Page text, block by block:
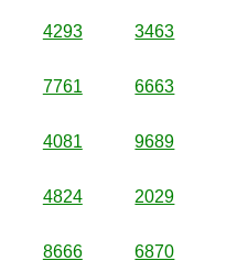
4293 3463
7761 6663
4081 9689
4824 2029
8666 6870